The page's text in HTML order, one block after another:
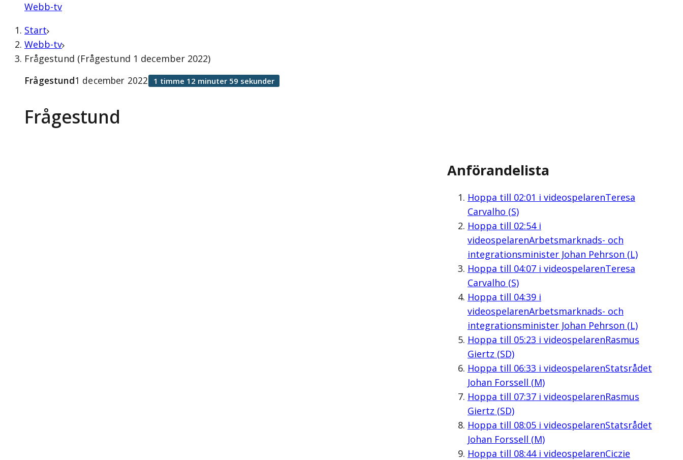
Webb-tv
Start
Webb-tv
Frågestund (Frågestund 1 december 2022)
Frågestund
Frågestund1 december 2022 1 timme 12 minuter 59 sekunder
Anförandelista
Hoppa till 02:01 i videospelarenTeresa
Carvalho (S)
Hoppa till 02:54i
videospelarenArbetsmarknads- och
integrationsminister Johan Pehrson (L)
Hoppa till 04:07i videospelarenTeresa
Carvalho (S)
Hoppa till 04:39i
videospelarenArbetsmarknads- och
integrationsminister Johan Pehrson (L)
Hoppa till 05:23 i videospelarenRasmus
Giertz (SD)
Hoppa till 06:33 i videospelarenStatsrådet
Johan Forssell (M)
Hoppa till 07:37i videospelarenRasmus
Giertz (SD)
Hoppa till 08:05i videospelarenStatsrådet
Johan Forssell (M)
Hoppa till 08:44i videospelarenCiczie